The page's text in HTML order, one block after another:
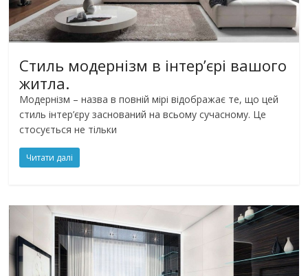
Стиль модернізм в інтер’єрі вашого
житла.
Модернізм – назва в повній мірі відображає те, що цей
стиль інтер’єру заснований на всьому сучасному. Це
стосується не тільки
Читати далі